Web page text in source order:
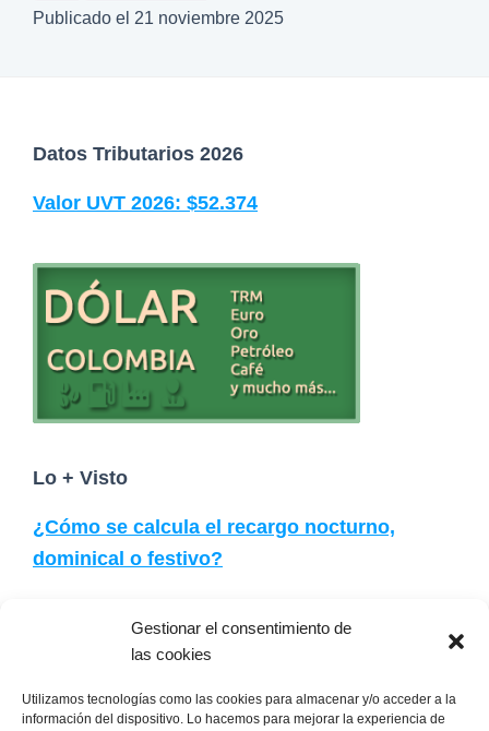
Publicado el 21 noviembre 2025
Datos Tributarios 2026
Valor UVT 2026: $52.374
Lo + Visto
¿Cómo se calcula el recargo nocturno,
dominical o festivo?
¿Cuánto cuesta un trabajador con salario
mínimo en Colombia?
¿Cuál es la formula de cálculo de las
Gestionar el consentimiento de
las cookies
Utilizamos tecnologías como las cookies para almacenar y/o acceder a la
información del dispositivo. Lo hacemos para mejorar la experiencia de